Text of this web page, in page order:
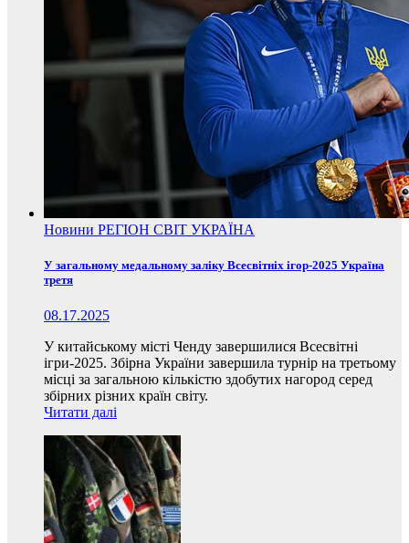
Новини РЕГІОН СВІТ УКРАЇНА
У загальному медальному заліку Всесвітніх ігор-2025 Україна
третя
08.17.2025
У китайському місті Ченду завершилися Всесвітні
ігри-2025. Збірна України завершила турнір на третьому
місці за загальною кількістю здобутих нагород серед
збірних різних країн світу.
Читати далі